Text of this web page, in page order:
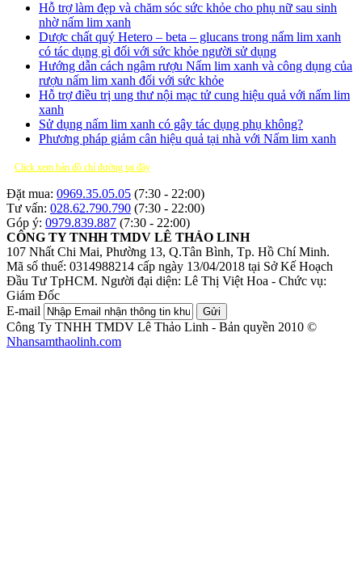
Hỗ trợ làm đẹp và chăm sóc sức khỏe cho phụ nữ sau sinh
nhờ nấm lim xanh
Dược chất quý Hetero – beta – glucans trong nấm lim xanh
có tác dụng gì đối với sức khỏe người sử dụng
Hướng dẫn cách ngâm rượu Nấm lim xanh và công dụng của
rượu nấm lim xanh đối với sức khỏe
Hỗ trợ điều trị ung thư nội mạc tử cung hiệu quả với nấm lim
xanh
Sử dụng nấm lim xanh có gây tác dụng phụ không?
Phương pháp giảm cân hiệu quả tại nhà với Nấm lim xanh
Click xem bản đồ chỉ đường tại đây
Đặt mua: 0969.35.05.05 (7:30 - 22:00)
Tư vấn: 028.62.790.790 (7:30 - 22:00)
Góp ý: 0979.839.887 (7:30 - 22:00)
CÔNG TY TNHH TMDV LÊ THẢO LINH
107 Nhất Chi Mai, Phường 13, Q.Tân Bình, Tp. Hồ Chí Minh.
Mã số thuế: 0314988214 cấp ngày 13/04/2018 tại Sở Kế Hoạch
Đầu Tư TpHCM. Người đại diện: Lê Thị Việt Hoa - Chức vụ:
Giám Đốc
E-mail
Gửi
Công Ty TNHH TMDV Lê Thảo Linh - Bản quyền 2010 ©
Nhansamthaolinh.com